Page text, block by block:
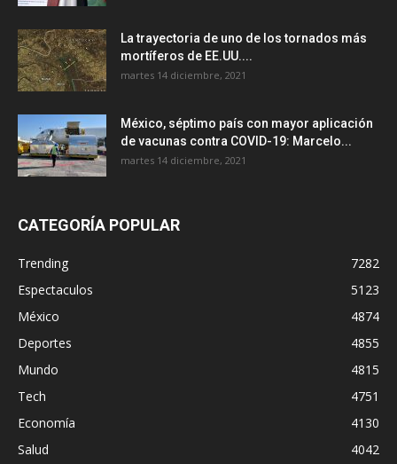
La trayectoria de uno de los tornados más
mortíferos de EE.UU....
martes 14 diciembre, 2021
México, séptimo país con mayor aplicación
de vacunas contra COVID-19: Marcelo...
martes 14 diciembre, 2021
CATEGORÍA POPULAR
Trending
7282
Espectaculos
5123
México
4874
Deportes
4855
Mundo
4815
Tech
4751
Economía
4130
Salud
4042